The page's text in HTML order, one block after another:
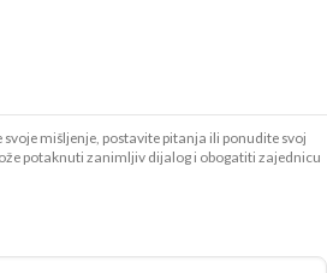
mišljenje, postavite pitanja ili ponudite svoj
potaknuti zanimljiv dijalog i obogatiti zajednicu